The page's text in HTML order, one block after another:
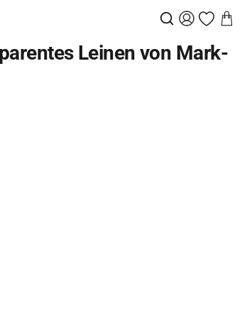
Leinen von Mark-